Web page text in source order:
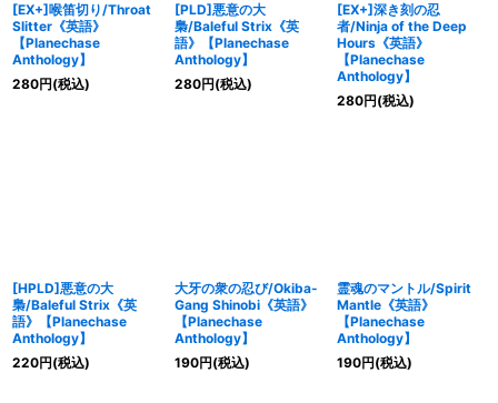
[EX+]喉笛切り/Throat
Slitter《英語》
【Planechase
Anthology】
280円(税込)
[PLD]悪意の大
梟/Baleful Strix《英
語》【Planechase
Anthology】
280円(税込)
[EX+]深き刻の忍
者/Ninja of the Deep
Hours《英語》
【Planechase
Anthology】
280円(税込)
[HPLD]悪意の大
梟/Baleful Strix《英
語》【Planechase
Anthology】
220円(税込)
大牙の衆の忍び/Okiba-
Gang Shinobi《英語》
【Planechase
Anthology】
190円(税込)
霊魂のマントル/Spirit
Mantle《英語》
【Planechase
Anthology】
190円(税込)